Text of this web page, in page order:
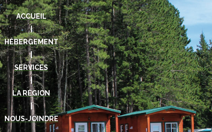
ACCUEIL
|
HÉBERGEMENT
|
SERVICES
|
LA RÉGION
|
NOUS-JOINDRE